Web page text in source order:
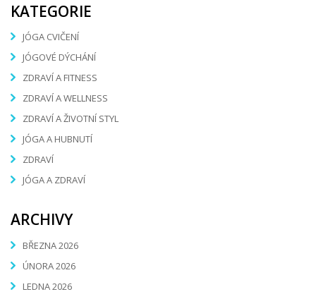
KATEGORIE
JÓGA CVIČENÍ
JÓGOVÉ DÝCHÁNÍ
ZDRAVÍ A FITNESS
ZDRAVÍ A WELLNESS
ZDRAVÍ A ŽIVOTNÍ STYL
JÓGA A HUBNUTÍ
ZDRAVÍ
JÓGA A ZDRAVÍ
ARCHIVY
BŘEZNA 2026
ÚNORA 2026
LEDNA 2026